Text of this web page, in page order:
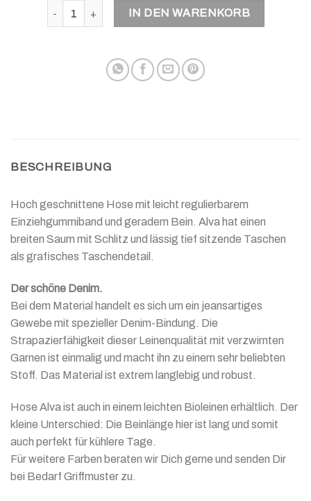
Bioleinen Denim Hose Alva meliert Menge
IN DEN WARENKORB
BESCHREIBUNG
Hoch geschnittene Hose mit leicht regulierbarem
Einziehgummiband und geradem Bein. Alva hat einen
breiten Saum mit Schlitz und lässig tief sitzende Taschen
als grafisches Taschendetail.
Der schöne Denim.
Bei dem Material handelt es sich um ein jeansartiges
Gewebe mit spezieller Denim-Bindung. Die
Strapazierfähigkeit dieser Leinenqualität mit verzwirnten
Garnen ist einmalig und macht ihn zu einem sehr beliebten
Stoff. Das Material ist extrem langlebig und robust.
Hose Alva ist auch in einem leichten Bioleinen erhältlich. Der
kleine Unterschied: Die Beinlänge hier ist lang und somit
auch perfekt für kühlere Tage.
Für weitere Farben beraten wir Dich gerne und senden Dir
bei Bedarf Griffmuster zu.